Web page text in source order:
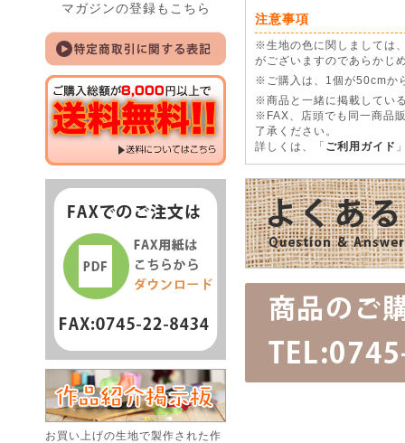
マガジンの登録もこちら
お買い上げの生地で製作された作
注意事項
※生地の色に関しましては
がございますのであらかじ
※ご購入は、1個が50cmか
※商品と一緒に掲載してい
※FAX、店頭でも同一商品
了承ください。
詳しくは、「 ご利用ガイド